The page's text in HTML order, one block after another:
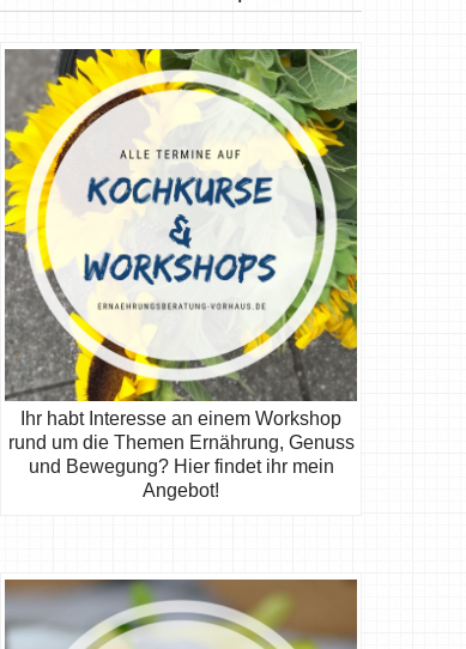
Ihr habt Interesse an einem Workshop
rund um die Themen Ernährung, Genuss
und Bewegung? Hier findet ihr mein
Angebot!